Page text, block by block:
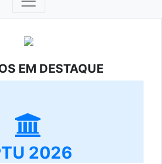
EM DESTAQUE
2026